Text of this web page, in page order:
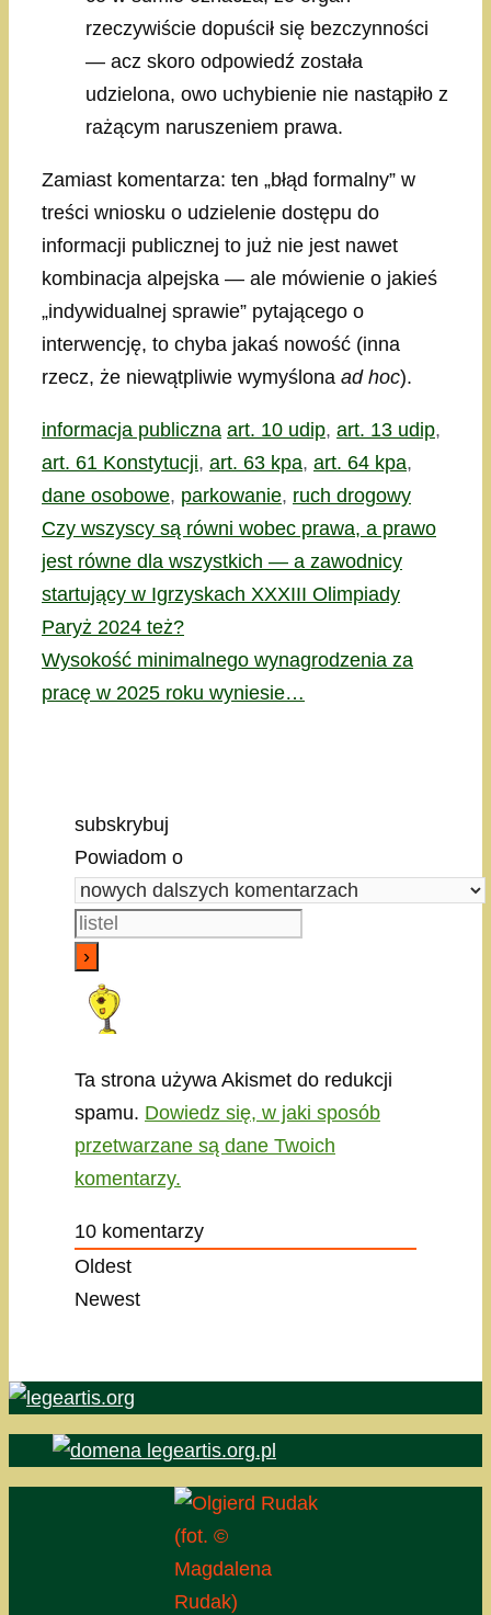
rzeczywiście dopuścił się bezczynności
— acz skoro odpowiedź została
udzielona, owo uchybienie nie nastąpiło z
rażącym naruszeniem prawa.
Zamiast komentarza: ten „błąd formalny” w
treści wniosku o udzielenie dostępu do
informacji publicznej to już nie jest nawet
kombinacja alpejska — ale mówienie o jakieś
„indywidualnej sprawie” pytającego o
interwencję, to chyba jakaś nowość (inna
rzecz, że niewątpliwie wymyślona ad hoc).
Kategorie
informacja publiczna Tagi
art. 10 udip, art. 13 udip,
art. 61 Konstytucji, art. 63 kpa, art. 64 kpa,
dane osobowe, parkowanie, ruch drogowy
Czy wszyscy są równi wobec prawa, a prawo
jest równe dla wszystkich — a zawodnicy
startujący w Igrzyskach XXXIII Olimpiady
Paryż 2024 też?
Wysokość minimalnego wynagrodzenia za
pracę w 2025 roku wyniesie…
subskrybuj
Powiadom o
Ta strona używa Akismet do redukcji
spamu. Dowiedz się, w jaki sposób
przetwarzane są dane Twoich
komentarzy.
10 komentarzy
Oldest
Newest
(fot. ©
Magdalena
Rudak)